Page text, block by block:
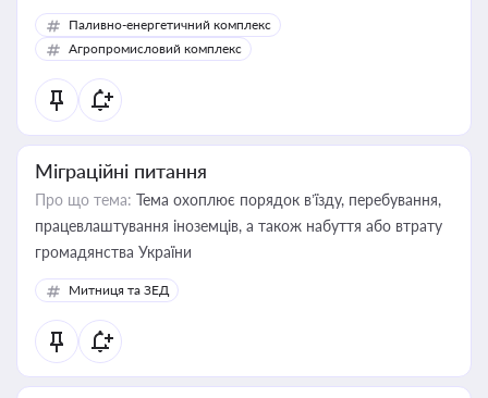
Паливно-енергетичний комплекс
Агропромисловий комплекс
Міграційні питання
Про що тема: Тема охоплює порядок в’їзду, перебування,
працевлаштування іноземців, а також набуття або втрату
громадянства України
Митниця та ЗЕД